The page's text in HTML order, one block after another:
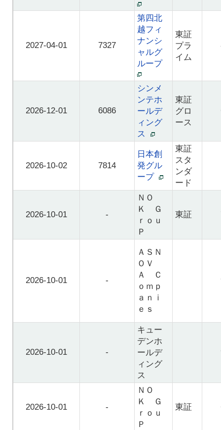
2027-04-01 7327
第四北
越フィ
ナンシ
ャルグ
ループ
東証
プラ
イム
2026-12-01 6086
シンメ
ンテホ
ールデ
ィング
ス
東証
グロ
ース
2026-10-02 7814
日本創
発グル
ープ
東証
スタ
ンダ
ード
2026-10-01 -
ＮＯ
Ｋ Ｇ
ｒｏｕ
Ｐ
東証
2026-10-01 -
ＡＳＮ
ＯＶ
Ａ Ｃ
ｏｍｐ
ａｎｉ
ｅｓ
2026-10-01 -
キュー
デンホ
ールデ
ィング
ス
2026-10-01 -
ＮＯ
Ｋ Ｇ
ｒｏｕ
Ｐ
東証